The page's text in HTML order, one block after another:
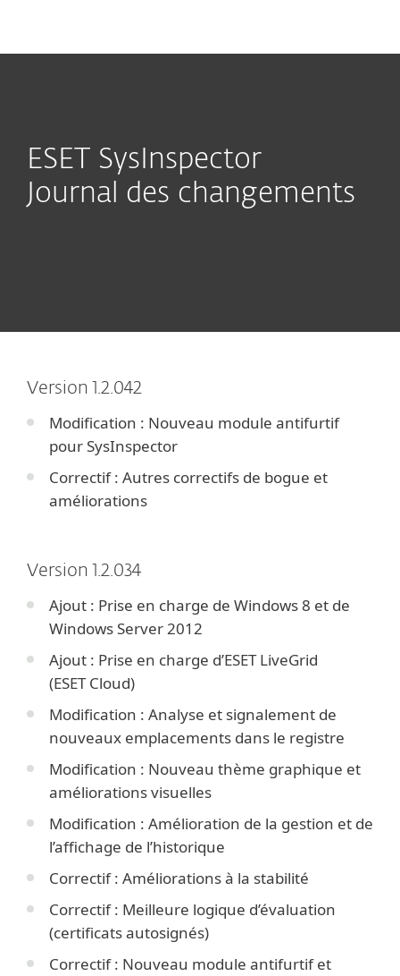
ESET SysInspector
Journal des changements
Version 1.2.042
Modification : Nouveau module antifurtif
pour SysInspector
Correctif : Autres correctifs de bogue et
améliorations
Version 1.2.034
Ajout : Prise en charge de Windows 8 et de
Windows Server 2012
Ajout : Prise en charge d’ESET LiveGrid
(ESET Cloud)
Modification : Analyse et signalement de
nouveaux emplacements dans le registre
Modification : Nouveau thème graphique et
améliorations visuelles
Modification : Amélioration de la gestion et de
l’affichage de l’historique
Correctif : Améliorations à la stabilité
Correctif : Meilleure logique d’évaluation
(certificats autosignés)
Correctif : Nouveau module antifurtif et